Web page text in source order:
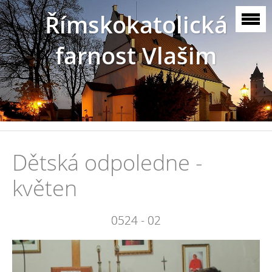
Římskokatolická
farnost Vlašim
Dětská odpoledne -
květen
0524 - 02